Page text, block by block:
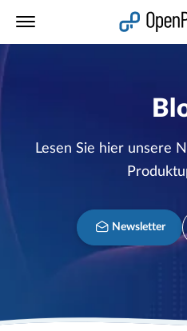
Lesen Sie hier unsere
Newsletter
Link in neuem Tab öffnen